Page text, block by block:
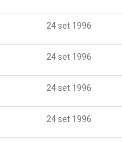
24 set 1996
24 set 1996
24 set 1996
24 set 1996